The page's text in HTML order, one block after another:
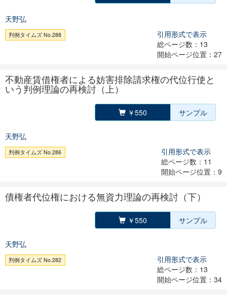
天野弘
判例タイムズ No.288
引用形式で表示
総ページ数：13
開始ページ位置：27
不動産賃借権者による妨害排除請求権の代位行使と
いう判例理論の再検討（上）
￥550 サンプル
天野弘
判例タイムズ No.286
引用形式で表示
総ページ数：11
開始ページ位置：9
債権者代位権における無資力理論の再検討（下）
￥550 サンプル
天野弘
判例タイムズ No.282
引用形式で表示
総ページ数：13
開始ページ位置：34